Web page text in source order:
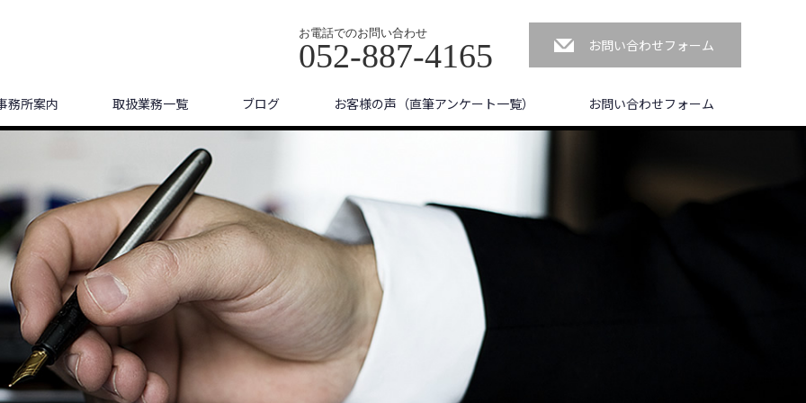
お電話でのお問い合わせ
052-887-4165 お問い合わせフォーム
務所案内 取扱業務一覧 ブログ お客様の声（直筆アンケート一覧） お問い合わせフォーム